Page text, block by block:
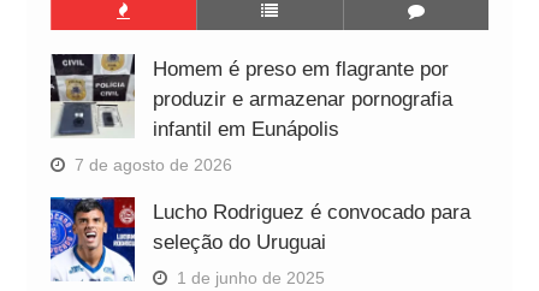
Homem é preso em flagrante por
produzir e armazenar pornografia
infantil em Eunápolis
7 de agosto de 2026
Lucho Rodriguez é convocado para
seleção do Uruguai
1 de junho de 2025